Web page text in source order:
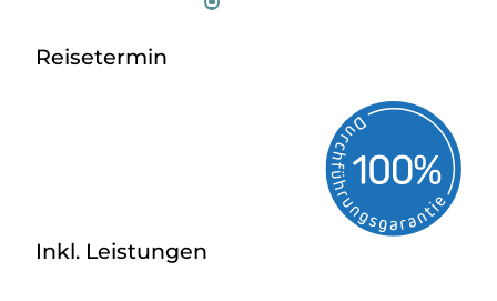
Reisetermin
Inkl. Leistungen